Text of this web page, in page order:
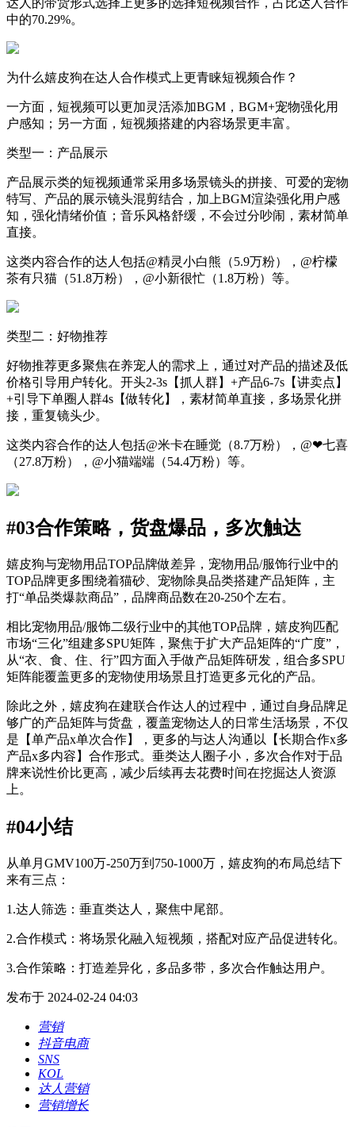
达人的带货形式选择上更多的选择短视频合作，占比达人合作
中的70.29%。
为什么嬉皮狗在达人合作模式上更青睐短视频合作？
一方面，短视频可以更加灵活添加BGM，BGM+宠物强化用
户感知；另一方面，短视频搭建的内容场景更丰富。
类型一：产品展示
产品展示类的短视频通常采用多场景镜头的拼接、可爱的宠物
特写、产品的展示镜头混剪结合，加上BGM渲染强化用户感
知，强化情绪价值；音乐风格舒缓，不会过分吵闹，素材简单
直接。
这类内容合作的达人包括@精灵小白熊（5.9万粉），@柠檬
茶有只猫（51.8万粉），@小新很忙（1.8万粉）等。
类型二：好物推荐
好物推荐更多聚焦在养宠人的需求上，通过对产品的描述及低
价格引导用户转化。开头2-3s【抓人群】+产品6-7s【讲卖点】
+引导下单圈人群4s【做转化】，素材简单直接，多场景化拼
接，重复镜头少。
这类内容合作的达人包括@米卡在睡觉（8.7万粉），@❤七喜
（27.8万粉），@小猫端端（54.4万粉）等。
#03合作策略，货盘爆品，多次触达
嬉皮狗与宠物用品TOP品牌做差异，宠物用品/服饰行业中的
TOP品牌更多围绕着猫砂、宠物除臭品类搭建产品矩阵，主
打“单品类爆款商品”，品牌商品数在20-250个左右。
相比宠物用品/服饰二级行业中的其他TOP品牌，嬉皮狗匹配
市场“三化”组建多SPU矩阵，聚焦于扩大产品矩阵的“广度”，
从“衣、食、住、行”四方面入手做产品矩阵研发，组合多SPU
矩阵能覆盖更多的宠物使用场景且打造更多元化的产品。
除此之外，嬉皮狗在建联合作达人的过程中，通过自身品牌足
够广的产品矩阵与货盘，覆盖宠物达人的日常生活场景，不仅
是【单产品x单次合作】，更多的与达人沟通以【长期合作x多
产品x多内容】合作形式。垂类达人圈子小，多次合作对于品
牌来说性价比更高，减少后续再去花费时间在挖掘达人资源
上。
#04小结
从单月GMV100万-250万到750-1000万，嬉皮狗的布局总结下
来有三点：
1.达人筛选：垂直类达人，聚焦中尾部。
2.合作模式：将场景化融入短视频，搭配对应产品促进转化。
3.合作策略：打造差异化，多品多带，多次合作触达用户。
发布于 2024-02-24 04:03
营销
抖音电商
SNS
KOL
达人营销
营销增长